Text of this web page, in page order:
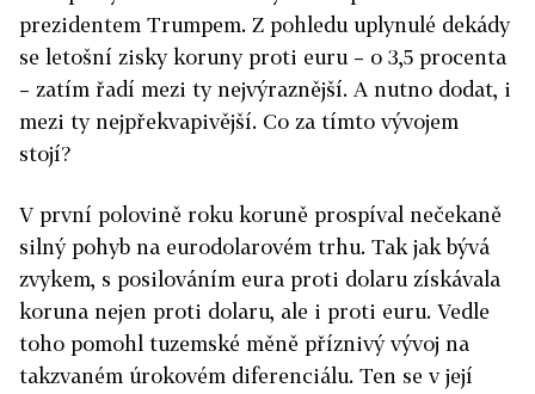
prezidentem Trumpem. Z pohledu uplynulé dekády
se letošní zisky koruny proti euru – o 3,5 procenta
– zatím řadí mezi ty nejvýraznější. A nutno dodat, i
mezi ty nejpřekvapivější. Co za tímto vývojem
stojí?
V první polovině roku koruně prospíval nečekaně
silný pohyb na eurodolarovém trhu. Tak jak bývá
zvykem, s posilováním eura proti dolaru získávala
koruna nejen proti dolaru, ale i proti euru. Vedle
toho pomohl tuzemské měně příznivý vývoj na
takzvaném úrokovém diferenciálu. Ten se v její